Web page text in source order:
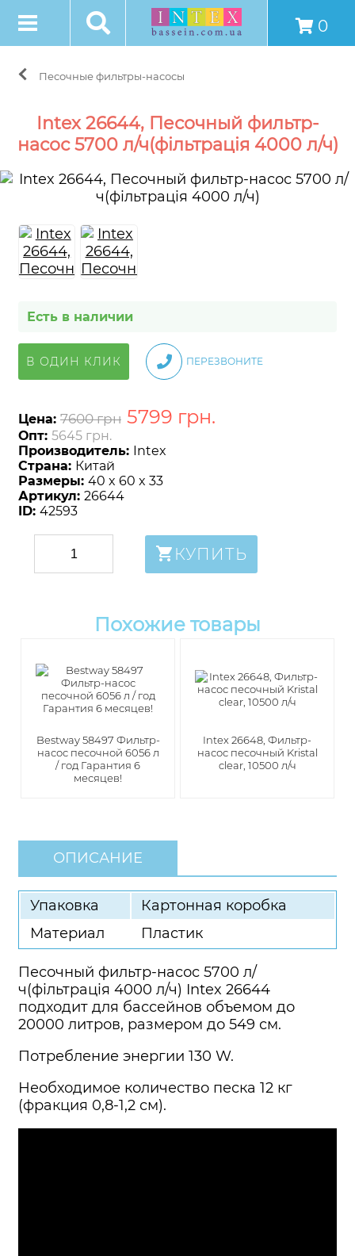
0
Песочные фильтры-насосы
Intex 26644, Песочный фильтр-
насос 5700 л/ч(фільтрація 4000 л/ч)
Есть в наличии
В ОДИН КЛИК ПЕРЕЗВОНИТЕ
Цена: 7600 грн 5799 грн.
Опт: 5645 грн.
Производитель: Intex
Страна: Китай
Размеры: 40 x 60 x 33
Артикул: 26644
ID: 42593
КУПИТЬ
Похожие товары
Bestway 58497 Фильтр-
насос песочной 6056 л
/ год Гарантия 6
месяцев!
Intex 26648, Фильтр-
насос песочный Kristal
clear, 10500 л/ч
ОПИСАНИЕ
Упаковка
Картонная коробка
Материал
Пластик
Песочный фильтр-насос 5700 л/
ч(фільтрація 4000 л/ч) Intex 26644
подходит для бассейнов объемом до
20000 литров, размером до 549 см.
Потребление энергии 130 W.
Необходимое количество песка 12 кг
(фракция 0,8-1,2 см).